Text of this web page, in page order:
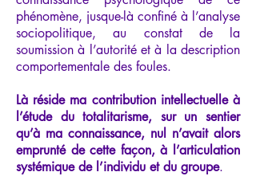
phénomène, jusque-là confiné à l’analyse
sociopolitique, au constat de la
soumission à l’autorité et à la description
comportementale des foules.
Là réside ma contribution intellectuelle à
l’étude du totalitarisme, sur un sentier
qu’à ma connaissance, nul n’avait alors
emprunté de cette façon, à l’articulation
systémique de l’individu et du groupe.